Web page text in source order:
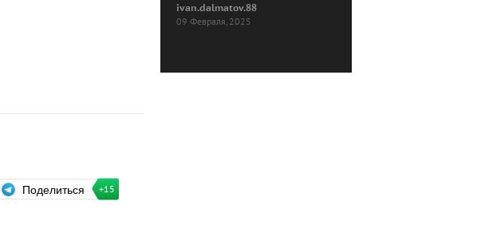
Поделиться +15
ivan.dalmatov.88
09 Февраля, 2025